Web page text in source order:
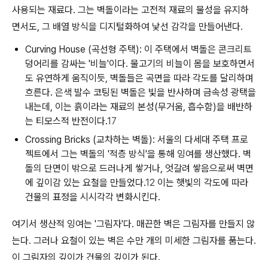
사용되는 재료다. 그는 벽돌이라는 고전적 재료의 물성을 유지하
면서도, 그 배열 방식을 디지털화하여 낯선 감각을 만들어낸다.
Curving House (곡선형 주택): 이 주택에서 벽돌은 콘크리트
덩어리를 감싸는 '비늘'이다. 물고기의 비늘이 몸을 보호하면서
도 유연하게 움직이듯, 벽돌들은 곡면을 따라 각도를 달리하며
흐른다. 은색 발수 코팅된 벽돌은 빛을 반사하며 금속성 광택을
내는데, 이는 흙이라는 재료의 본성(무거움, 흡수함)을 배반하
는 티모스적 반전이다.17
Crossing Bricks (교차하는 벽돌): 서울의 다세대 주택 프로
젝트에서 그는 벽돌의 '적층 방식'을 통해 잉여를 생산했다. 벽
돌의 단면이 밖으로 드러나게 쌓거나, 엇갈려 쌓음으로써 벽면
에 깊이감 있는 요철을 만들었다.12 이는 햇빛의 각도에 따라
건물의 표정을 시시각각 변화시킨다.
여기서 생산적 잉여는 '그림자'다. 매끈한 벽은 그림자를 만들지 않
는다. 그러나 요철이 있는 벽은 수만 개의 미세한 그림자를 품는다.
이 그림자의 깊이가 건물의 깊이가 된다.